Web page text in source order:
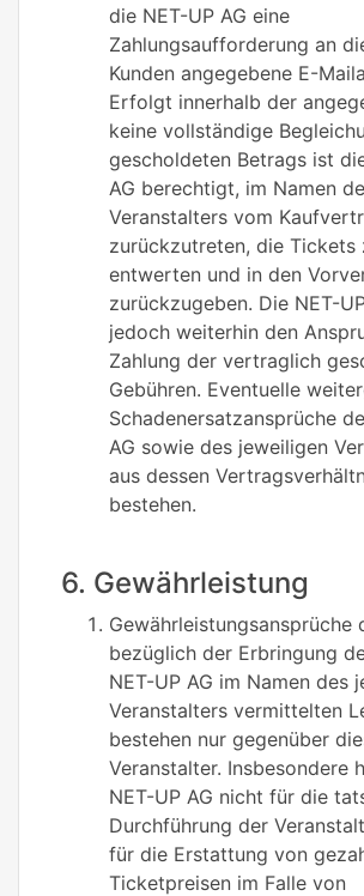
die NET-UP AG eine
Zahlungsaufforderung an
Kunden angegebene E-
Erfolgt innerhalb der
keine vollständige
gescholdeten Betrags ist
AG berechtigt, im Namen
Veranstalters vom
zurückzutreten, die Tickets
entwerten und in den
zurückzugeben. Die NET-
jedoch weiterhin den
Zahlung der vertraglich
Gebühren. Eventuelle
Schadenersatzansprüche
AG sowie des jeweiligen
aus dessen
bestehen.
6. Gewährleistung
Gewährleistungsansprüche
bezüglich der Erbringung
NET-UP AG im Namen des
Veranstalters vermittelten
bestehen nur gegenüber
Veranstalter. Insbesondere
NET-UP AG nicht für die
Durchführung der
für die Erstattung von
Ticketpreisen im Falle von